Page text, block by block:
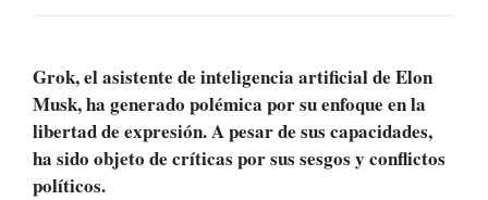
Grok, el asistente de inteligencia artificial de Elon
Musk, ha generado polémica por su enfoque en la
libertad de expresión. A pesar de sus capacidades,
ha sido objeto de críticas por sus sesgos y conflictos
políticos.